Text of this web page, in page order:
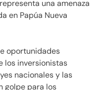
una amenaza
en Papúa Nueva
oportunidades
los inversionistas
nacionales y las
golpe para los